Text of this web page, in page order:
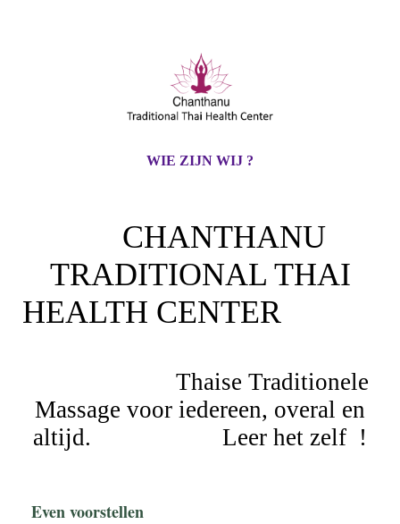
WIE ZIJN WIJ ?
CHANTHANU
TRADITIONAL THAI
HEALTH CENTER
Thaise Traditionele
Massage voor iedereen, overal en
altijd. Leer het zelf !
Even voorstellen